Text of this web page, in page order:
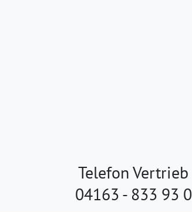
Telefon Vertrieb
04163 - 833 93 0